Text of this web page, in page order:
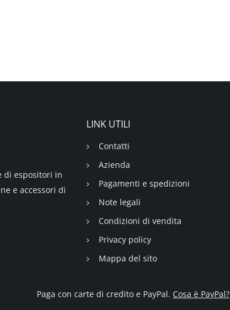
di espositori in
e accessori di
LINK UTILI
Contatti
Azienda
Pagamenti e spedizioni
Note legali
Condizioni di vendita
Privacy policy
Mappa del sito
Paga con carte di credito e PayPal. Cosa è PayPal?